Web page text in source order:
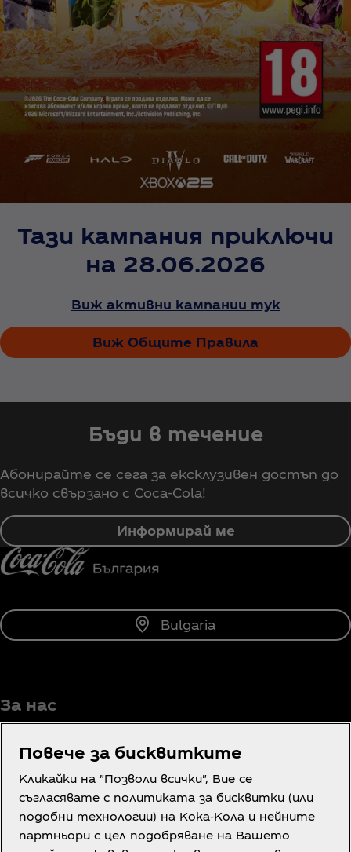
Тази кампания приключи
на 28.06.2026
Виж активни кампании тук
Виж Общите Правила
Бъди в течение
Абонирайте се сега за ексклузивен достъп до
всичко свързано с Coca‑Cola!
Информирай ме
Bulgaria
За нас
Имате нужда от помощ?
Повече за бисквитките
Кликайки на "Позволи всички", Вие се
съгласявате с политиката за бисквитки (или
подобни технологии) на Кока-Кола и нейните
партньори с цел подобряване на Вашето